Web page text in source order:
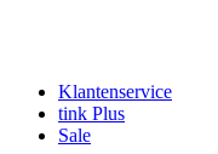
Klantenservice
tink Plus
Sale